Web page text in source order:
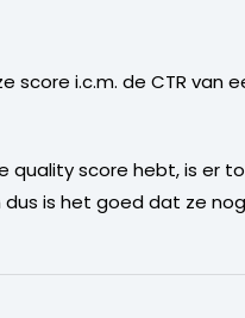
score i.c.m. de CTR van
quality score hebt, is er
is het goed dat ze